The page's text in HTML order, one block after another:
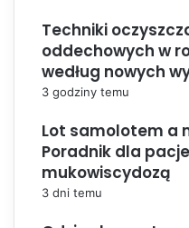
Techniki
oddechowych w
według nowych
3 godziny temu
Lot samolotem a
Poradnik dla
mukowiscydozą
3 dni temu